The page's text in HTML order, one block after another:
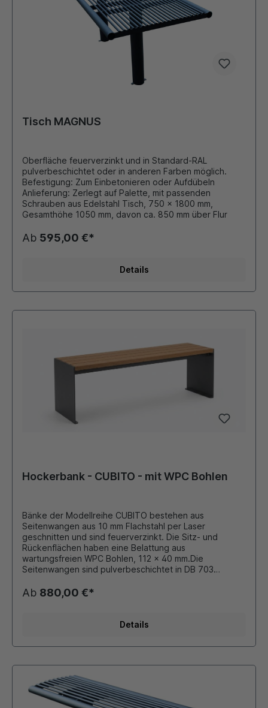
Tisch MAGNUS
Oberfläche feuerverzinkt und in Standard-RAL
pulverbeschichtet oder in anderen Farben möglich.
Befestigung: Zum Einbetonieren oder Aufdübeln
Anlieferung: Zerlegt auf Palette, mit passenden
Schrauben aus Edelstahl Tisch, 750 x 1800 mm,
Gesamthöhe 1050 mm, davon ca. 850 mm über Flur
Ab 595,00 €*
Details
Hockerbank - CUBITO - mit WPC Bohlen
Bänke der Modellreihe CUBITO bestehen aus
Seitenwangen aus 10 mm Flachstahl per Laser
geschnitten und sind feuerverzinkt. Die Sitz- und
Rückenflächen haben eine Belattung aus
wartungsfreien WPC Bohlen, 112 x 40 mm.Die
Seitenwangen sind pulverbeschichtet in DB 703
Anfrage möglich! Für die Herstellung der GCC - Bohlen
finden ausnahmslos Holzfasern Verwendung, die als
Holz dazu stammt aus nachhaltig bewirtschafteten und
Holzanteil ist bis zu 75%, mit bis zu 30%
Belattung eine sehr dichte und extrem robuste
Oberfläche, denen auch starke Beanspruchung und
Witterung jahrzehntelang nichts anhaben können.
Vorteile : - enthält bis zu 75 % Holzfasern aus nachhaltig
Ab 880,00 €*
Details